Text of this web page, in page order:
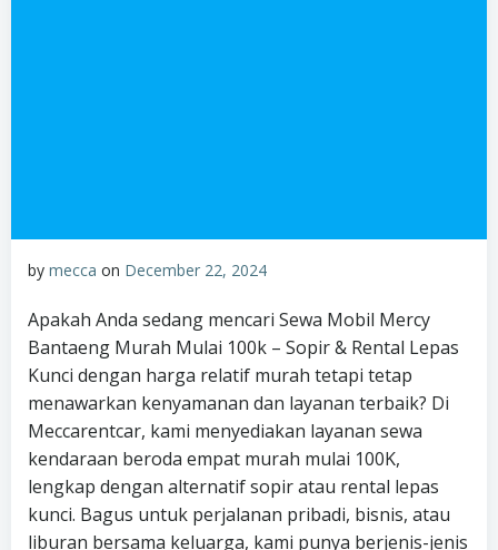
by mecca on December 22, 2024
Apakah Anda sedang mencari Sewa Mobil Mercy
Bantaeng Murah Mulai 100k – Sopir & Rental Lepas
Kunci dengan harga relatif murah tetapi tetap
menawarkan kenyamanan dan layanan terbaik? Di
Meccarentcar, kami menyediakan layanan sewa
kendaraan beroda empat murah mulai 100K,
lengkap dengan alternatif sopir atau rental lepas
kunci. Bagus untuk perjalanan pribadi, bisnis, atau
liburan bersama keluarga, kami punya berjenis-jenis